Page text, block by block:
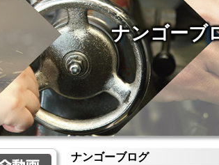
ナンゴーブ
ナンゴーブログ